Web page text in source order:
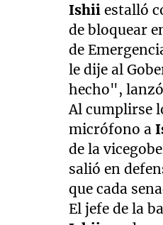
Ishiiestalló
de bloquear
de
le dije al
hecho",
Al cumplirse
micrófono a
de la
salió en
que cada
El jefe de la